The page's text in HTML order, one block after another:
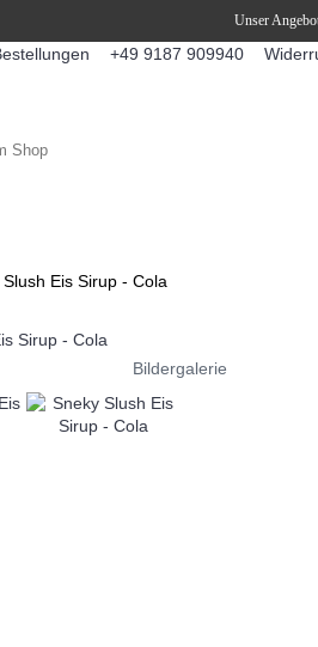
Unser
+49 9187 909940
Eis Sirup - Cola
Bildergalerie